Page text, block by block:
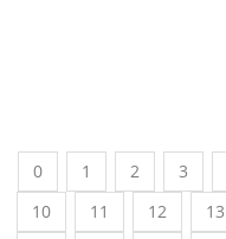
0 1 2 3
10
11 12 13